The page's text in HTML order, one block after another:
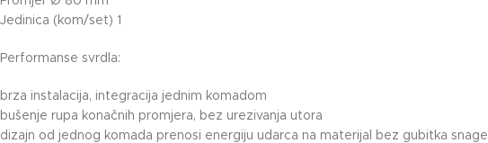
Jedinica (kom/set) 1
Performanse svrdla:
brza instalacija, integracija jednim komadom
bušenje rupa konačnih promjera, bez urezivanja utora
dizajn od jednog komada prenosi energiju udarca na materijal bez gubitka snage